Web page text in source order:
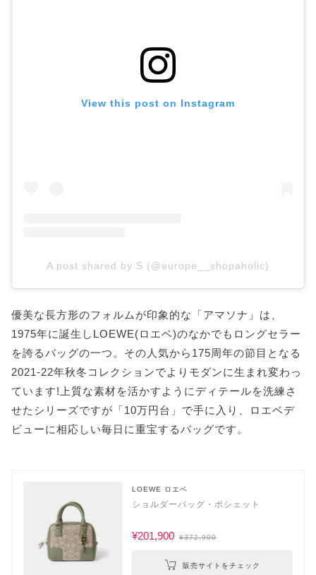
View this post on Instagram
A post shared by S (@europe__shopaholic)
優美な長方形のフォルムが印象的な「アマソナ」は、
1975年に誕生しLOEWE(ロエベ)のなかでもロングセラー
を誇るバッグの一つ。その人気から175周年の節目となる
2021-22年秋冬コレクションでよりモダンに生まれ変わっ
ています!上質な素材を活かすようにディテールを洗練さ
せたシリーズですが「10万円台」で手に入り、ロエベデ
ビューに相応しい毎日に重宝するバッグです。
LOEWE ロエベ
ショルダーバッグ・ポシェット
¥201,900 ¥372,900
販売サイトをチェック